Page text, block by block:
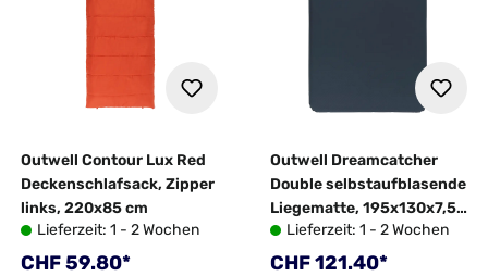
Outwell Contour Lux Red
Deckenschlafsack, Zipper
links, 220x85 cm
Lieferzeit: 1 - 2 Wochen
Regulärer Preis:
CHF 59.80*
Outwell Dreamcatcher
Double selbstaufblasende
Liegematte, 195x130x7,5
cmLieferzeit: 1 - 2 Wochen
Regulärer Preis:
CHF 121.40*